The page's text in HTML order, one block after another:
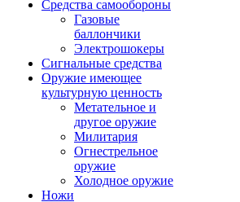
Средства самообороны
Газовые
баллончики
Электрошокеры
Сигнальные средства
Оружие имеющее
культурную ценность
Метательное и
другое оружие
Милитария
Огнестрельное
оружие
Холодное оружие
Ножи